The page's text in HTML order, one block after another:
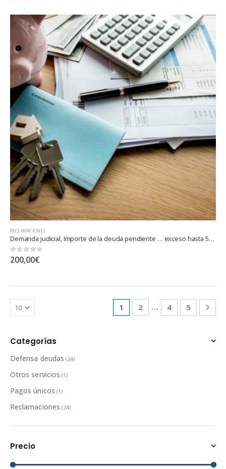
RECLAMACIONES
Demanda judicial, Importe de la deuda pendiente … exceso hasta 500.000 euros
0out of 5
200,00€
1 2 … 4 5
Categorías
Defensa deudas (24)
Otros servicios (1)
Pagos únicos (1)
Reclamaciones (24)
Precio